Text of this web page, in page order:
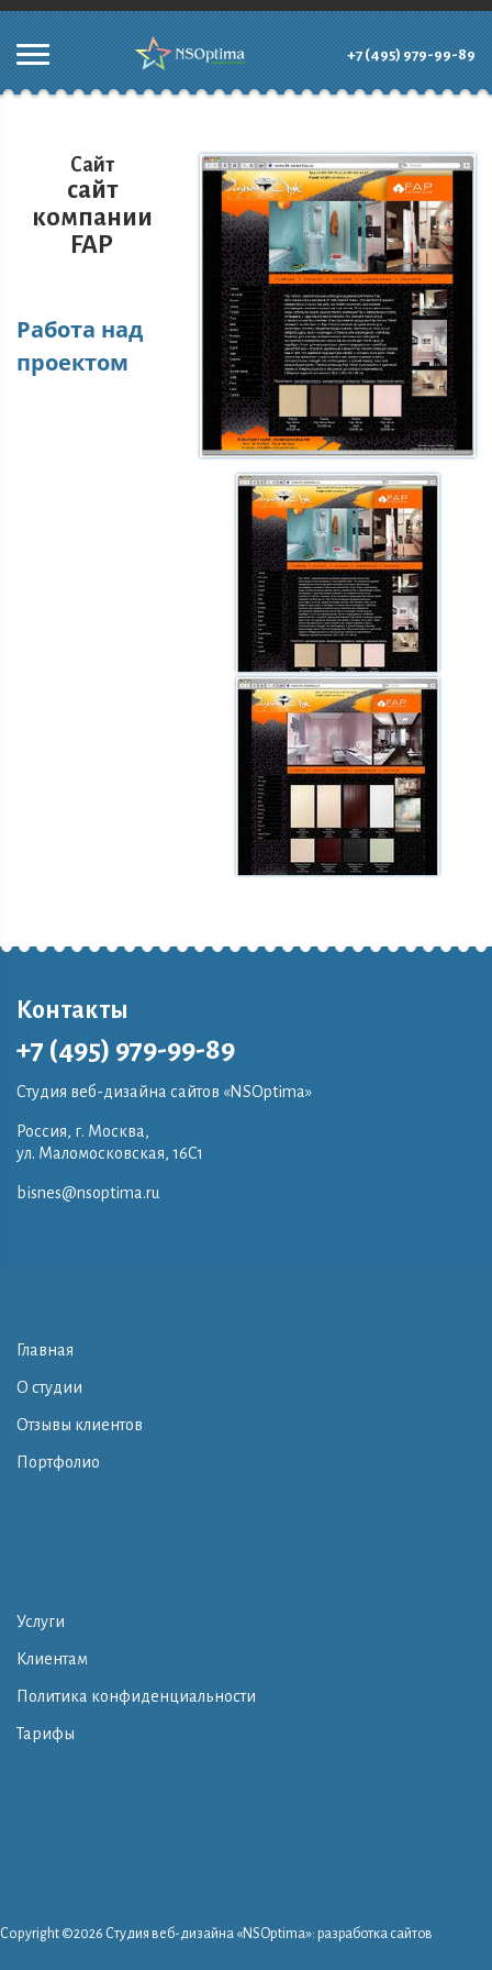
+7 (495) 979-99-89
Сайт
сайт
компании
FAP
Работа над
проектом
Контакты
+7 (495) 979-99-89
Студия веб-дизайна сайтов «NSOptima»
Россия, г. Москва,
ул. Маломосковская, 16C1
bisnes@nsoptima.ru
Главная
О студии
Отзывы клиентов
Портфолио
Услуги
Клиентам
Политика конфиденциальности
Тарифы
Copyright ©2026 Студия веб-дизайна «NSOptima»: разработка сайтов